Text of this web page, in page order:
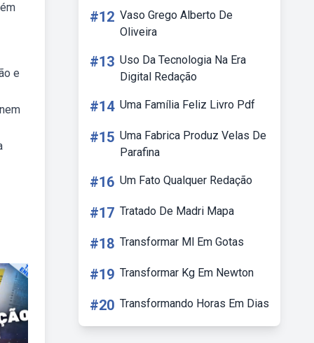
e
#12 Vaso Grego Alberto De
Oliveira
#13 Uso Da Tecnologia Na Era
Digital Redação
#14 Uma Família Feliz Livro Pdf
#15 Uma Fabrica Produz Velas De
Parafina
#16 Um Fato Qualquer Redação
#17 Tratado De Madri Mapa
#18 Transformar Ml Em Gotas
#19 Transformar Kg Em Newton
#20 Transformando Horas Em Dias